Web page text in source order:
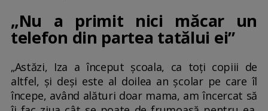
„Nu a primit nici măcar un
telefon din partea tatălui ei”
„Astăzi, Iza a început școala, ca toți copiii de
altfel, și deși este al doilea an școlar pe care îl
începe, având alături doar mama, am încercat să